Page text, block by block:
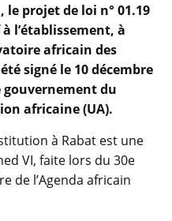
projet de loi n° 01.19
l’établissement, à
africain des
signé le 10 décembre
gouvernement du
africaine (UA).
à Rabat est une
VI, faite lors du 30e
de l’Agenda africain